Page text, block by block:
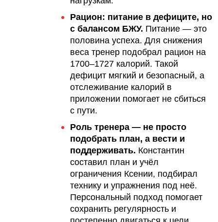
Рацион: питание в дефиците, но
с балансом БЖУ. Питание — это
половина успеха. Для снижения
веса тренер подобрал рацион на
1700–1727 калорий. Такой
дефицит мягкий и безопасный, а
отслеживание калорий в
приложении помогает не сбиться
с пути.
Роль тренера — не просто
подобрать план, а вести и
поддерживать. Константин
составил план и учёл
ограничения Ксении, подбирал
технику и упражнения под неё.
Персональный подход помогает
сохранить регулярность и